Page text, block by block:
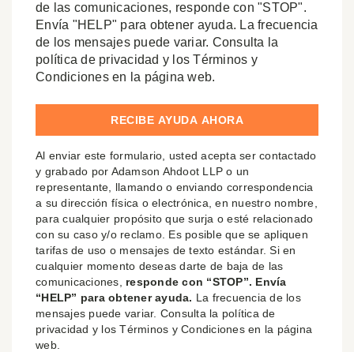
de las comunicaciones, responde con "STOP".
Envía "HELP" para obtener ayuda. La frecuencia
de los mensajes puede variar. Consulta la
política de privacidad y los Términos y
Condiciones en la página web.
Al enviar este formulario, usted acepta ser contactado
y grabado por Adamson Ahdoot LLP o un
representante, llamando o enviando correspondencia
a su dirección física o electrónica, en nuestro nombre,
para cualquier propósito que surja o esté relacionado
con su caso y/o reclamo. Es posible que se apliquen
tarifas de uso o mensajes de texto estándar. Si en
cualquier momento deseas darte de baja de las
comunicaciones, responde con “STOP”. Envía
“HELP” para obtener ayuda. La frecuencia de los
mensajes puede variar. Consulta la política de
privacidad y los Términos y Condiciones en la página
web.